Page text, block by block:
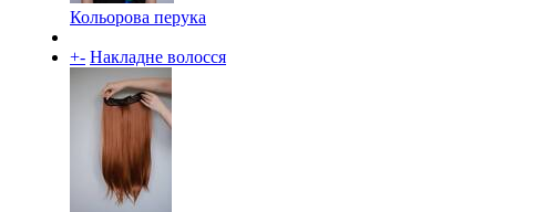
Кольорова перука
+- Накладне волосся